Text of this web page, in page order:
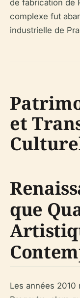
de fabrication de
complexe fut
industrielle de
et
que
Les années